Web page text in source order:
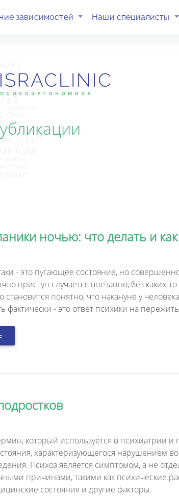
зависимостей (current)Наши специалисты
ночью: что делать и
- это пугающее состояние, но
приступ случается внезапно, без каких-
становится понятно, что накануне у
фактически - это ответ психики на
который используется в психиатрии и
характеризующегося нарушением
Психоз является симптомом, а не
причинами, такими как психические
состояния и другие факторы.